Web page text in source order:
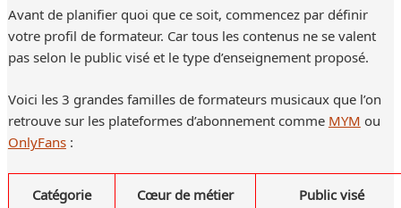
Avant de planifier quoi que ce soit, commencez par définir
votre profil de formateur. Car tous les contenus ne se valent
pas selon le public visé et le type d’enseignement proposé.
Voici les 3 grandes familles de formateurs musicaux que l’on
retrouve sur les plateformes d’abonnement commeMYMou
OnlyFans:
Catégorie Cœur de métier Public visé